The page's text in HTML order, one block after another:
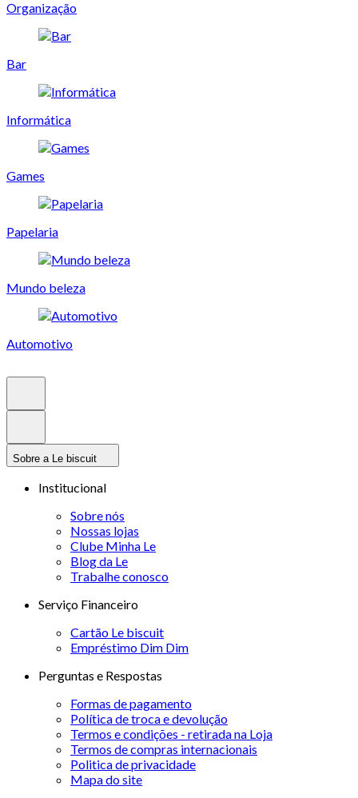
Organização
Bar
Informática
Games
Papelaria
Mundo beleza
Automotivo
Sobre a Le biscuit
Institucional
Sobre nós
Nossas lojas
Clube Minha Le
Blog da Le
Trabalhe conosco
Serviço Financeiro
Cartão Le biscuit
Empréstimo Dim Dim
Perguntas e Respostas
Formas de pagamento
Política de troca e devolução
Termos e condições - retirada na Loja
Termos de compras internacionais
Politica de privacidade
Mapa do site